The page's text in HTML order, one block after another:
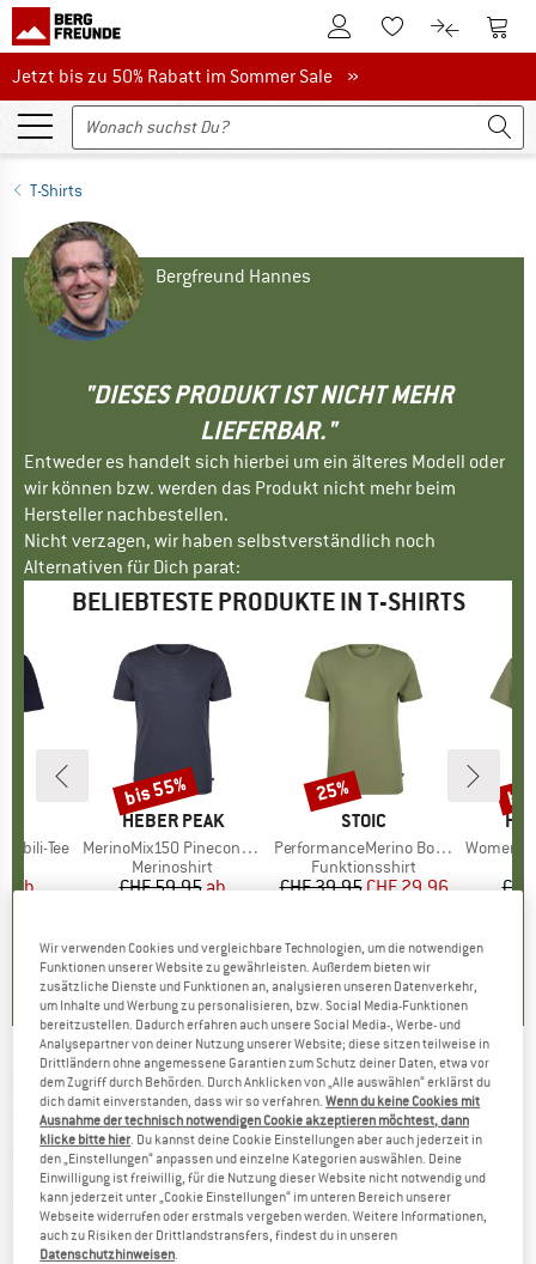
Zum KundenkontoZum Merkzettel.
Zum Zum
Jetzt bis zu 50% Rabatt im Sommer Sale
Jetzt bis zu 50% Rabatt im Sommer Sale »
T-Shirts
Bergfreund Hannes
"DIESES PRODUKT IST NICHT MEHR
LIEFERBAR."
Entweder es handelt sich hierbei um ein älteres Modell oder
wir können bzw. werden das Produkt nicht mehr beim
Hersteller nachbestellen.
Nicht verzagen, wir haben selbstverständlich noch
Alternativen für Dich parat:
BELIEBTESTE PRODUKTE IN T-SHIRTS
Tee
Preis
ab
3
)
MARKE
HEBER PEAK
Artikel
MerinoMix150 PineconeHe. II T-Shirt
Produktgruppe
Merinoshirt
Preis
CHF 59.95reduzierter Preis
ab
4
4.5(116)
Rabatt
bis 55%
MARKE
STOIC
Artikel
PerformanceMerino BorgholmSt. T-Shirt
Produktgruppe
Funktionsshirt
Preis
CHF 39.95 reduzierter Preis
CHF 29.96
4.5(19)
Rabatt
25%
Artikel
Women's
PATAGONIA -Forge Mark Responsibili-Tee - T-
Shirt
(0)
Wir verwenden Cookies und vergleichbare Technologien, um die notwendigen
Funktionen unserer Website zu gewährleisten. Außerdem bieten wir
zusätzliche Dienste und Funktionen an, analysieren unseren Datenverkehr,
um Inhalte und Werbung zu personalisieren, bzw. Social Media-Funktionen
bereitzustellen. Dadurch erfahren auch unsere Social Media-, Werbe- und
Analysepartner von deiner Nutzung unserer Website; diese sitzen teilweise in
Drittländern ohne angemessene Garantien zum Schutz deiner Daten, etwa vor
dem Zugriff durch Behörden. Durch Anklicken von „Alle auswählen“ erklärst du
dich damit einverstanden, dass wir so verfahren.Wenn du keine Cookies mit
Ausnahme der technisch notwendigen Cookie akzeptieren möchtest, dann
klicke bitte hier . Du kannst deine Cookie Einstellungen aber auch jederzeit in
den „Einstellungen“ anpassen und einzelne Kategorien auswählen. Deine
Einwilligung ist freiwillig, für die Nutzung dieser Website nicht notwendig und
kann jederzeit unter „Cookie Einstellungen“ im unteren Bereich unserer
Webseite widerrufen oder erstmals vergeben werden. Weitere Informationen,
auch zu Risiken der Drittlandstransfers, findest du in unseren
Datenschutzhinweisen